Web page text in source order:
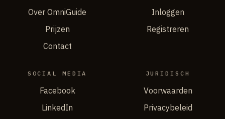
Over OmniGuide
Prijzen
Contact
Inloggen
Registreren
SOCIAL MEDIA
Facebook
LinkedIn
JURIDISCH
Voorwaarden
Privacybeleid